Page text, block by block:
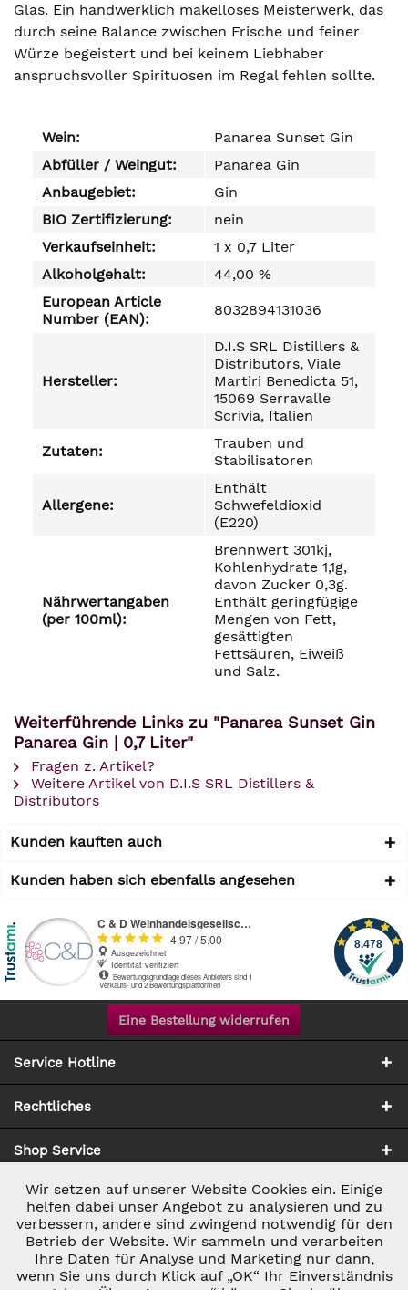
Glas. Ein handwerklich makelloses Meisterwerk, das
durch seine Balance zwischen Frische und feiner
Würze begeistert und bei keinem Liebhaber
anspruchsvoller Spirituosen im Regal fehlen sollte.
Wein:
Panarea Sunset Gin
Abfüller / Weingut:
Panarea Gin
Anbaugebiet:
Gin
BIO Zertifizierung:
nein
Verkaufseinheit:
1 x 0,7 Liter
Alkoholgehalt:
44,00 %
European Article
Number (EAN):
8032894131036
Hersteller:
D.I.S SRL Distillers &
Distributors, Viale
Martiri Benedicta 51,
15069 Serravalle
Scrivia, Italien
Zutaten:
Trauben und
Stabilisatoren
Allergene:
Enthält
Schwefeldioxid
(E220)
Nährwertangaben
(per 100ml):
Brennwert 301kj,
Kohlenhydrate 1,1g,
davon Zucker 0,3g.
Enthält geringfügige
Mengen von Fett,
gesättigten
Fettsäuren, Eiweiß
und Salz.
Weiterführende Links zu "Panarea Sunset Gin
Panarea Gin | 0,7 Liter"
Fragen z. Artikel?
Weitere Artikel von D.I.S SRL Distillers &
Distributors
Kunden kauften auch
Kunden haben sich ebenfalls angesehen
Eine Bestellung widerrufen
Service Hotline
Rechtliches
Shop Service
Zahlung & Versand
Notwendig Aktiv
Marketing Inaktiv
Wir setzen auf unserer Website Cookies ein. Einige
helfen dabei unser Angebot zu analysieren und zu
verbessern, andere sind zwingend notwendig für den
Betrieb der Website. Wir sammeln und verarbeiten
Ihre Daten für Analyse und Marketing nur dann,
wenn Sie uns durch Klick auf „OK“ Ihr Einverständnis